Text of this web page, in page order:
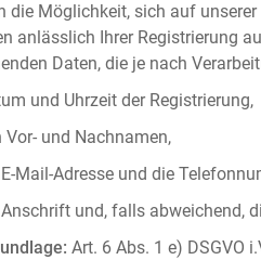
die Möglichkeit, sich auf
anlässlich Ihrer Registrierung
Daten, die je nach
und Uhrzeit der Registrierung,
Vor- und Nachnamen,
Mail-Adresse und die
und, falls abweichend,
Art. 6 Abs. 1 e) DSGVO